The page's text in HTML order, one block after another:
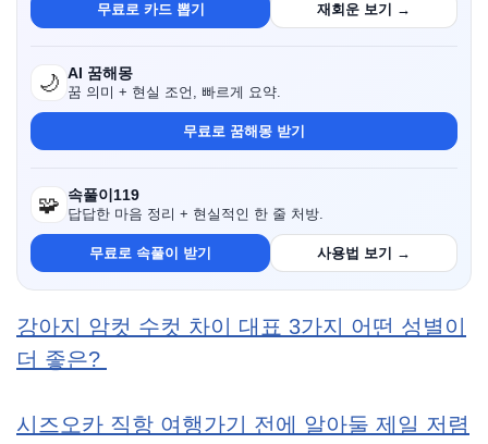
무료로 카드 뽑기 재회운 보기 →
🌙 AI 꿈해몽
꿈 의미 + 현실 조언, 빠르게 요약.
무료로 꿈해몽 받기
🧩 속풀이119
답답한 마음 정리 + 현실적인 한 줄 처방.
무료로 속풀이 받기 사용법 보기 →
강아지 암컷 수컷 차이 대표 3가지 어떤 성별이
더 좋은?
시즈오카 직항 여행가기 전에 알아둘 제일 저렴